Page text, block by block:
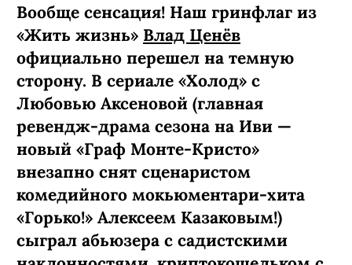
Вообще сенсация! Наш гринфлаг из
«Жить жизнь» Влад Ценёв
официально перешел на темную
сторону. В сериале «Холод» с
Любовью Аксеновой (главная
ревендж-­драма сезона на Иви —
новый «Граф Монте-­Кристо»
внезапно снят сценаристом
комедийного мокьюментари-хита
«Горько!» Алексеем Казаковым!)
сыграл абьюзера с садистскими